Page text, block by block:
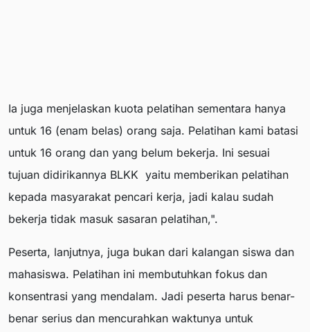
Ia juga menjelaskan kuota pelatihan sementara hanya
untuk 16 (enam belas) orang saja. Pelatihan kami batasi
untuk 16 orang dan yang belum bekerja. Ini sesuai
tujuan didirikannya BLKK yaitu memberikan pelatihan
kepada masyarakat pencari kerja, jadi kalau sudah
bekerja tidak masuk sasaran pelatihan,".
Peserta, lanjutnya, juga bukan dari kalangan siswa dan
mahasiswa. Pelatihan ini membutuhkan fokus dan
konsentrasi yang mendalam. Jadi peserta harus benar-
benar serius dan mencurahkan waktunya untuk